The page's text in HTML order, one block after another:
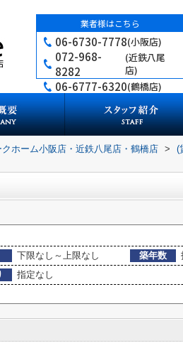
業者様はこちら
06-6730-7778(小阪店)
072-968-
8282
(近鉄八尾
店)
06-6777-6320(鶴橋店)
ホーム小阪店・近鉄八尾店・鶴橋店 > (
下限なし～上限なし 築年数
指定なし